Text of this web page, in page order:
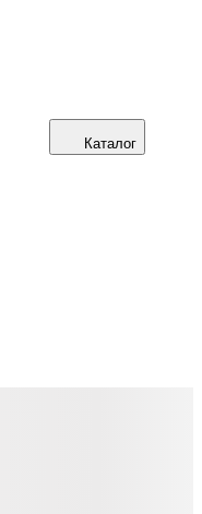
Каталог